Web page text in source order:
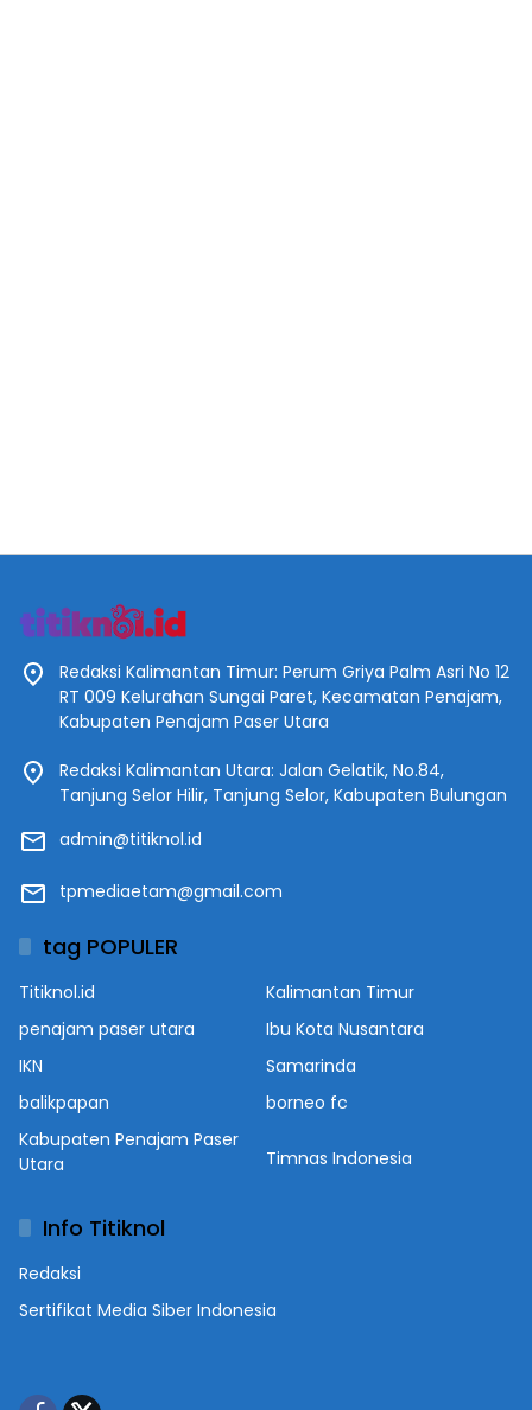
Redaksi Kalimantan Timur: Perum Griya Palm Asri No 12
RT 009 Kelurahan Sungai Paret, Kecamatan Penajam,
Kabupaten Penajam Paser Utara
Redaksi Kalimantan Utara: Jalan Gelatik, No.84,
Tanjung Selor Hilir, Tanjung Selor, Kabupaten Bulungan
admin@titiknol.id
tpmediaetam@gmail.com
tag POPULER
Titiknol.id
Kalimantan Timur
penajam paser utara
Ibu Kota Nusantara
IKN
Samarinda
balikpapan
borneo fc
Kabupaten Penajam Paser
Utara
Timnas Indonesia
Info Titiknol
Redaksi
Sertifikat Media Siber Indonesia